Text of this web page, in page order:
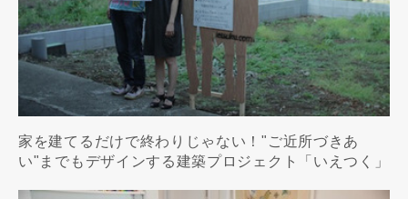
家を建てるだけで終わりじゃない！"ご近所づきあ
い"までもデザインする建築プロジェクト「いえつく」